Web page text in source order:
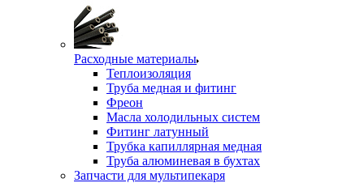
Расходные материалы
Теплоизоляция
Труба медная и фитинг
Фреон
Масла холодильных систем
Фитинг латунный
Трубка капиллярная медная
Труба алюминевая в бухтах
Запчасти для мультипекаря